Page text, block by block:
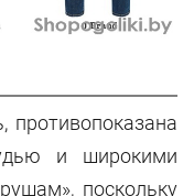
противопоказана
и широкими
поскольку